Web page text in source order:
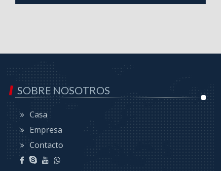
SOBRE NOSOTROS
Casa
Empresa
Contacto